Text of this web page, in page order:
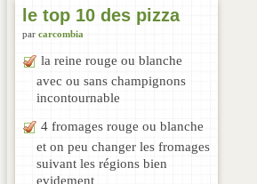
le top 10 des pizza
par carcombia
la reine rouge ou blanche
avec ou sans champignons
incontournable
4 fromages rouge ou blanche
et on peu changer les fromages
suivant les régions bien
evidement